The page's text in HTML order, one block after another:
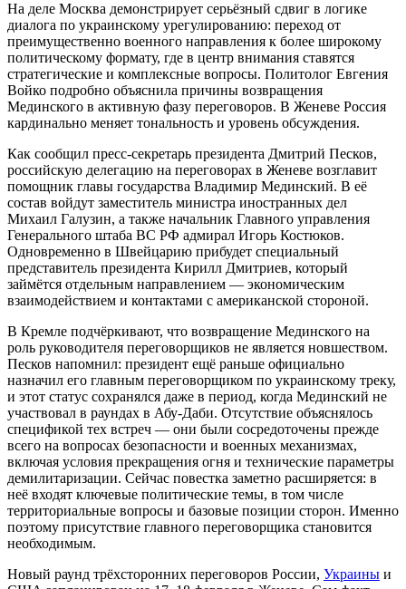
На деле Москва демонстрирует серьёзный сдвиг в логике
диалога по украинскому урегулированию: переход от
преимущественно военного направления к более широкому
политическому формату, где в центр внимания ставятся
стратегические и комплексные вопросы. Политолог Евгения
Войко подробно объяснила причины возвращения
Мединского в активную фазу переговоров. В Женеве Россия
кардинально меняет тональность и уровень обсуждения.
Как сообщил пресс-секретарь президента Дмитрий Песков,
российскую делегацию на переговорах в Женеве возглавит
помощник главы государства Владимир Мединский. В её
состав войдут заместитель министра иностранных дел
Михаил Галузин, а также начальник Главного управления
Генерального штаба ВС РФ адмирал Игорь Костюков.
Одновременно в Швейцарию прибудет специальный
представитель президента Кирилл Дмитриев, который
займётся отдельным направлением — экономическим
взаимодействием и контактами с американской стороной.
В Кремле подчёркивают, что возвращение Мединского на
роль руководителя переговорщиков не является новшеством.
Песков напомнил: президент ещё раньше официально
назначил его главным переговорщиком по украинскому треку,
и этот статус сохранялся даже в период, когда Мединский не
участвовал в раундах в Абу-Даби. Отсутствие объяснялось
спецификой тех встреч — они были сосредоточены прежде
всего на вопросах безопасности и военных механизмах,
включая условия прекращения огня и технические параметры
демилитаризации. Сейчас повестка заметно расширяется: в
неё входят ключевые политические темы, в том числе
территориальные вопросы и базовые позиции сторон. Именно
поэтому присутствие главного переговорщика становится
необходимым.
Новый раунд трёхсторонних переговоров России, Украины и